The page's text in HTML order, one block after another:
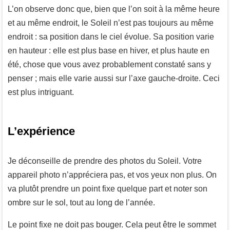
L’on observe donc que, bien que l’on soit à la même heure
et au même endroit, le Soleil n’est pas toujours au même
endroit : sa position dans le ciel évolue. Sa position varie
en hauteur : elle est plus base en hiver, et plus haute en
été, chose que vous avez probablement constaté sans y
penser ; mais elle varie aussi sur l’axe gauche-droite. Ceci
est plus intriguant.
L’expérience
Je déconseille de prendre des photos du Soleil. Votre
appareil photo n’appréciera pas, et vos yeux non plus. On
va plutôt prendre un point fixe quelque part et noter son
ombre sur le sol, tout au long de l’année.
Le point fixe ne doit pas bouger. Cela peut être le sommet